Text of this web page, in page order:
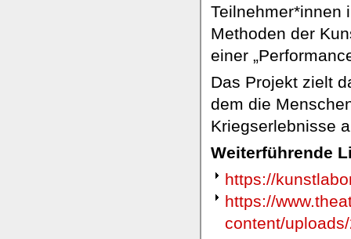
Teilnehmer*innen
Methoden der
einer
Das Projekt zielt
dem die
Kriegserlebnisse
Weiterführende
https://
https://
content/